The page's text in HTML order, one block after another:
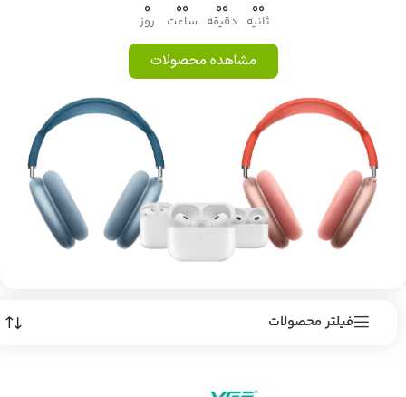
0
روز
00
ساعت
00
دقیقه
00
ثانیه
مشاهده محصولات
فیلتر محصولات